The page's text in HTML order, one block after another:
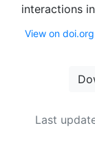
View on doi.org
Last